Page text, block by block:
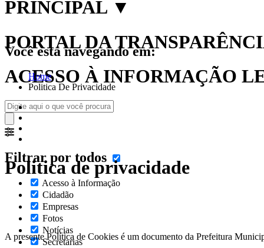
PRINCIPAL ▼
PORTAL DA
ACESSO À INFORMAÇÃO
Filtrar por todos
Acesso à Informação
Cidadão
Empresas
Fotos
Notícias
Secretarias
Você está navegando em:
Home
Politica De Privacidade
Politica de privacidade
A presente Política de Cookies é um documento da Prefeitura